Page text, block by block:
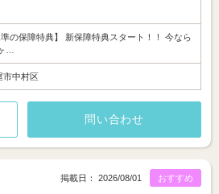
準の保障特典】 新保障特典スタート！！ 今なら
…
市中村区
問い合わせ
おすすめ
掲載日： 2026/08/01